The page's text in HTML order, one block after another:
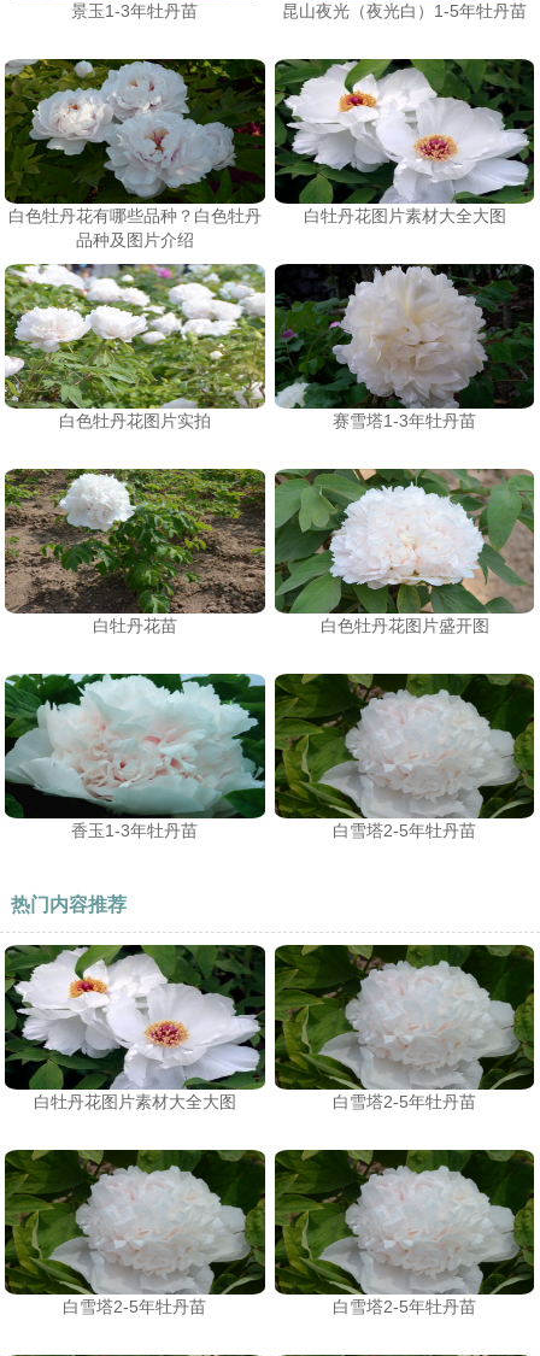
景玉1-3年牡丹苗 昆山夜光（夜光白）1-5年牡丹苗
白色牡丹花有哪些品种？白色牡丹
品种及图片介绍
白牡丹花图片素材大全大图
白色牡丹花图片实拍 赛雪塔1-3年牡丹苗
白牡丹花苗 白色牡丹花图片盛开图
香玉1-3年牡丹苗 白雪塔2-5年牡丹苗
热门内容推荐
白牡丹花图片素材大全大图 白雪塔2-5年牡丹苗
白雪塔2-5年牡丹苗 白雪塔2-5年牡丹苗